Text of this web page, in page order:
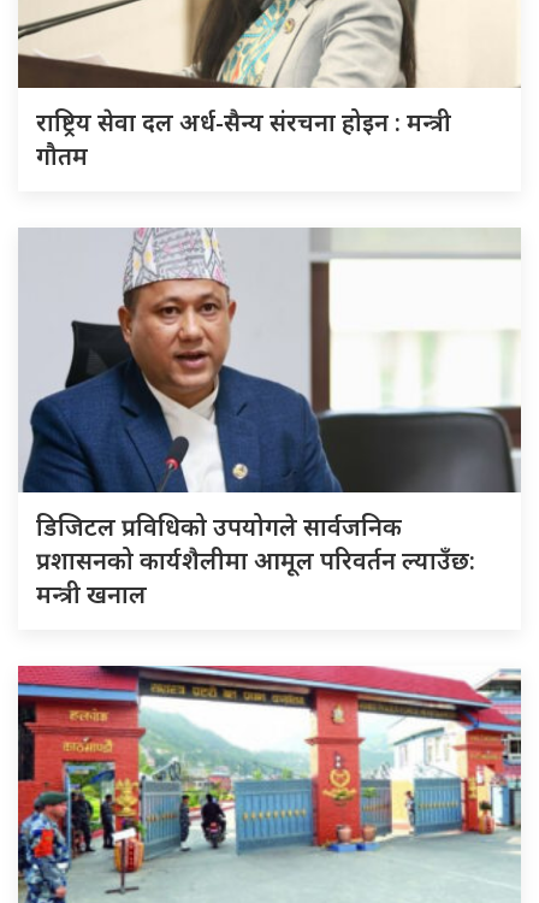
राष्ट्रिय सेवा दल अर्ध-सैन्य संरचना होइन : मन्त्री
गौतम
डिजिटल प्रविधिको उपयोगले सार्वजनिक
प्रशासनको कार्यशैलीमा आमूल परिवर्तन ल्याउँछ:
मन्त्री खनाल